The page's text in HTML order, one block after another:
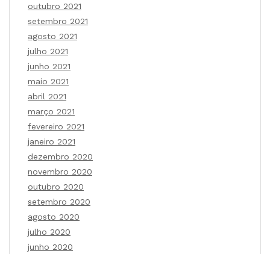
outubro 2021
setembro 2021
agosto 2021
julho 2021
junho 2021
maio 2021
abril 2021
março 2021
fevereiro 2021
janeiro 2021
dezembro 2020
novembro 2020
outubro 2020
setembro 2020
agosto 2020
julho 2020
junho 2020